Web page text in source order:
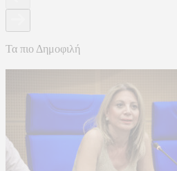
Τα πιο Δημοφιλή